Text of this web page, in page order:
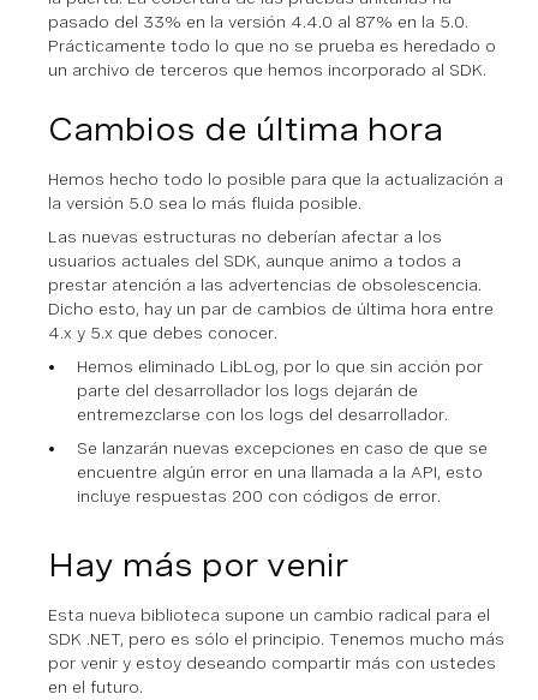
pasado del 33% en la versión 4.4.0 al 87% en la 5.0.
Prácticamente todo lo que no se prueba es heredado o
un archivo de terceros que hemos incorporado al SDK.
Cambios de última hora
Hemos hecho todo lo posible para que la actualización a
la versión 5.0 sea lo más fluida posible.
Las nuevas estructuras no deberían afectar a los
usuarios actuales del SDK, aunque animo a todos a
prestar atención a las advertencias de obsolescencia.
Dicho esto, hay un par de cambios de última hora entre
4.x y 5.x que debes conocer.
Hemos eliminado LibLog, por lo que sin acción por
parte del desarrollador los logs dejarán de
entremezclarse con los logs del desarrollador.
Se lanzarán nuevas excepciones en caso de que se
encuentre algún error en una llamada a la API, esto
incluye respuestas 200 con códigos de error.
Hay más por venir
Esta nueva biblioteca supone un cambio radical para el
SDK .NET, pero es sólo el principio. Tenemos mucho más
por venir y estoy deseando compartir más con ustedes
en el futuro.